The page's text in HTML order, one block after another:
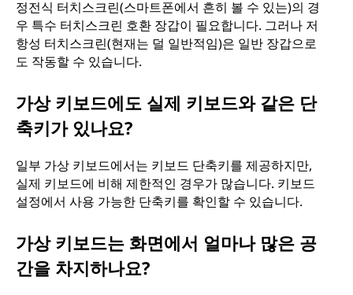
정전식 터치스크린(스마트폰에서 흔히 볼 수 있는)의 경
우 특수 터치스크린 호환 장갑이 필요합니다. 그러나 저
항성 터치스크린(현재는 덜 일반적임)은 일반 장갑으로
도 작동할 수 있습니다.
가상 키보드에도 실제 키보드와 같은 단
축키가 있나요?
일부 가상 키보드에서는 키보드 단축키를 제공하지만,
실제 키보드에 비해 제한적인 경우가 많습니다. 키보드
설정에서 사용 가능한 단축키를 확인할 수 있습니다.
가상 키보드는 화면에서 얼마나 많은 공
간을 차지하나요?